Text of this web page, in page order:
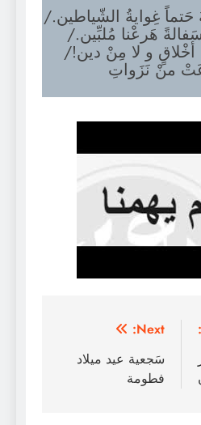
حَتماً غِوايةُ الشّياطين./
هَرعْنا مُلبِّين./
أخْلاقٍ و لا مِنْ دين!/
منْ نَزَواتِ
Next:
سَجعية عيد ميلاد
فطومة